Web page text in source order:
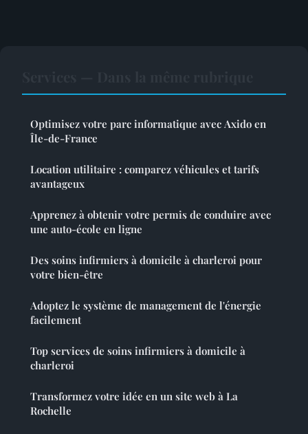
Optimisez votre parc informatique avec Axido en
Île-de-France
Location utilitaire : comparez véhicules et tarifs
avantageux
Apprenez à obtenir votre permis de conduire avec
une auto-école en ligne
Des soins infirmiers à domicile à charleroi pour
votre bien-être
Adoptez le système de management de l'énergie
facilement
Top services de soins infirmiers à domicile à
charleroi
Transformez votre idée en un site web à La
Rochelle